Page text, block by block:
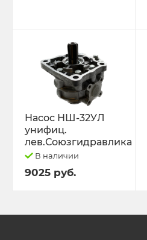
Насос НШ-32УЛ
унифиц.
лев.Союзгидравлика
В наличии
9025 руб.